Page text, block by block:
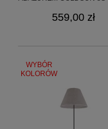
559,00 zł
WYBÓR
KOLORÓW